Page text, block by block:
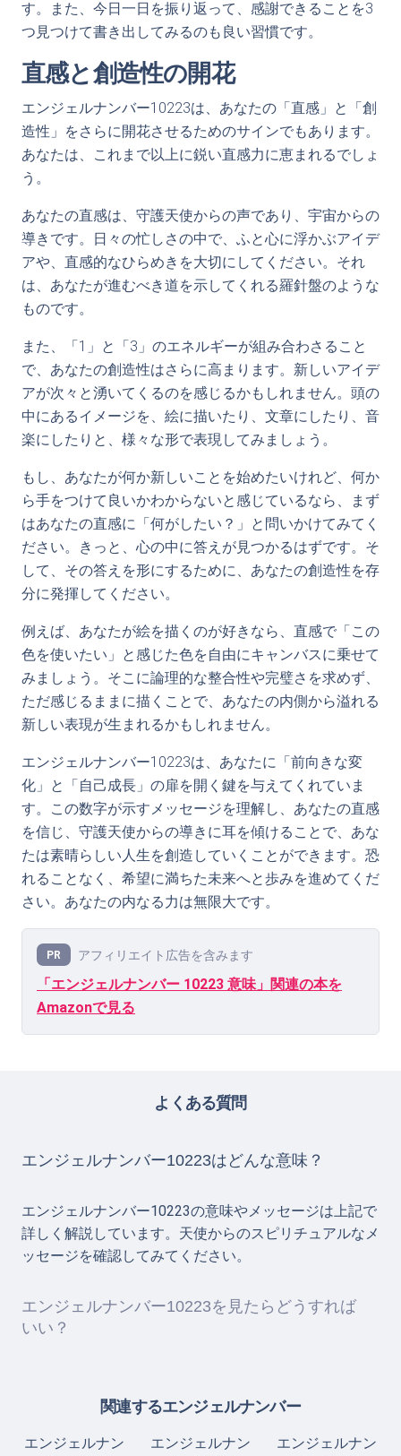
す。また、今日一日を振り返って、感謝できることを3
つ見つけて書き出してみるのも良い習慣です。
直感と創造性の開花
エンジェルナンバー10223は、あなたの「直感」と「創
造性」をさらに開花させるためのサインでもあります。
あなたは、これまで以上に鋭い直感力に恵まれるでしょ
う。
あなたの直感は、守護天使からの声であり、宇宙からの
導きです。日々の忙しさの中で、ふと心に浮かぶアイデ
アや、直感的なひらめきを大切にしてください。それ
は、あなたが進むべき道を示してくれる羅針盤のような
ものです。
また、「1」と「3」のエネルギーが組み合わさること
で、あなたの創造性はさらに高まります。新しいアイデ
アが次々と湧いてくるのを感じるかもしれません。頭の
中にあるイメージを、絵に描いたり、文章にしたり、音
楽にしたりと、様々な形で表現してみましょう。
もし、あなたが何か新しいことを始めたいけれど、何か
ら手をつけて良いかわからないと感じているなら、まず
はあなたの直感に「何がしたい？」と問いかけてみてく
ださい。きっと、心の中に答えが見つかるはずです。そ
して、その答えを形にするために、あなたの創造性を存
分に発揮してください。
例えば、あなたが絵を描くのが好きなら、直感で「この
色を使いたい」と感じた色を自由にキャンバスに乗せて
みましょう。そこに論理的な整合性や完璧さを求めず、
ただ感じるままに描くことで、あなたの内側から溢れる
新しい表現が生まれるかもしれません。
エンジェルナンバー10223は、あなたに「前向きな変
化」と「自己成長」の扉を開く鍵を与えてくれていま
す。この数字が示すメッセージを理解し、あなたの直感
を信じ、守護天使からの導きに耳を傾けることで、あな
たは素晴らしい人生を創造していくことができます。恐
れることなく、希望に満ちた未来へと歩みを進めてくだ
さい。あなたの内なる力は無限大です。
PR アフィリエイト広告を含みます
「エンジェルナンバー 10223 意味」関連の本を
Amazonで見る
よくある質問
エンジェルナンバー10223はどんな意味？
エンジェルナンバー10223の意味やメッセージは上記で
詳しく解説しています。天使からのスピリチュアルなメ
ッセージを確認してみてください。
エンジェルナンバー10223を見たらどうすれば
いい？
関連するエンジェルナンバー
エンジェルナン
エンジェルナン
エンジェルナン